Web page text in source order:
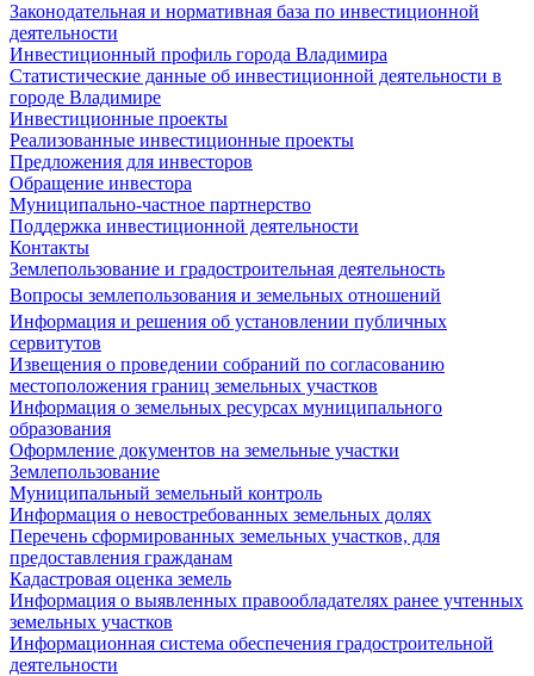
Законодательная и нормативная база по инвестиционной
деятельности
Инвестиционный профиль города Владимира
Статистические данные об инвестиционной деятельности в
городе Владимире
Инвестиционные проекты
Реализованные инвестиционные проекты
Предложения для инвесторов
Обращение инвестора
Муниципально-частное партнерство
Поддержка инвестиционной деятельности
Контакты
Землепользование и градостроительная деятельность
Вопросы землепользования и земельных отношений
Информация и решения об установлении публичных
сервитутов
Извещения о проведении собраний по согласованию
местоположения границ земельных участков
Информация о земельных ресурсах муниципального
образования
Оформление документов на земельные участки
Землепользование
Муниципальный земельный контроль
Информация о невостребованных земельных долях
Перечень сформированных земельных участков, для
предоставления гражданам
Кадастровая оценка земель
Информация о выявленных правообладателях ранее учтенных
земельных участков
Информационная система обеспечения градостроительной
деятельности